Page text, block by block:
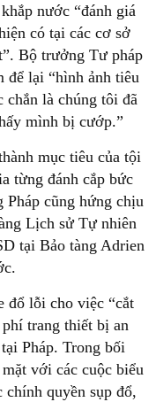
nước “đánh giá
có tại các cơ sở
Bộ trưởng Tư pháp
để lại “hình ảnh tiêu
chắn là chúng tôi đã
mình bị cướp.”
mục tiêu của tội
từng đánh cắp bức
Pháp cũng hứng chịu
Lịch sử Tự nhiên
tại Bảo tàng Adrien
đổ lỗi cho việc “cắt
trang thiết bị an
Pháp. Trong bối
với các cuộc biểu
quyền sụp đổ,